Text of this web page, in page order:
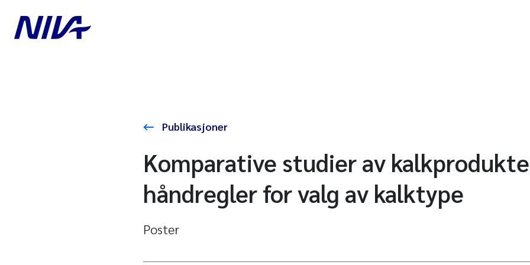
Publikasjoner
Komparative studier av
håndregler for valg av kalktype
Poster